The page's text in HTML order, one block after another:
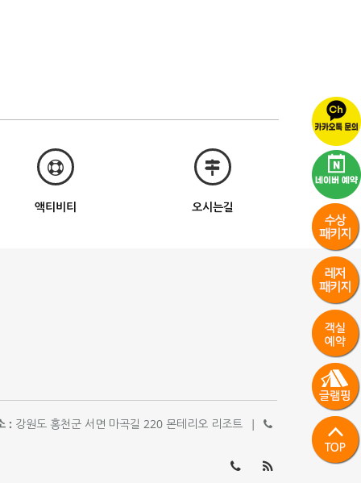
액티비티 오시는길
: 강원도 홍천군 서면 마곡길 220 몬테리오 리조트 |